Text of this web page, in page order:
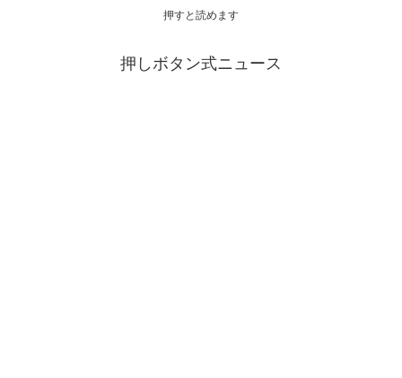
押すと読めます
押しボタン式ニュース